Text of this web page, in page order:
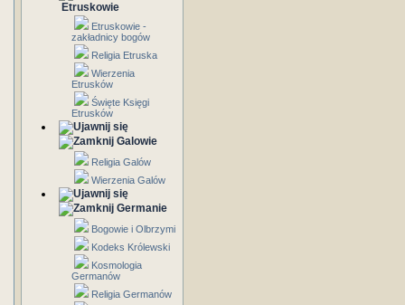
Etruskowie
Etruskowie -
zakładnicy bogów
Religia Etruska
Wierzenia
Etrusków
Święte Księgi
Etrusków
Galowie
Religia Galów
Wierzenia Galów
Germanie
Bogowie i Olbrzymi
Kodeks Królewski
Kosmologia
Germanów
Religia Germanów